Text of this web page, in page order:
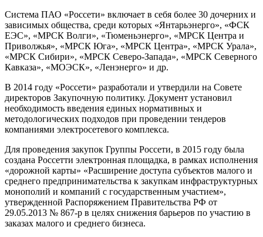
Система ПАО «Россети» включает в себя более 30 дочерних и
зависимых общества, среди которых «Янтарьэнерго», «ФСК
ЕЭС», «МРСК Волги», «Тюменьэнерго», «МРСК Центра и
Приволжья», «МРСК Юга», «МРСК Центра», «МРСК Урала»,
«МРСК Сибири», «МРСК Северо-Запада», «МРСК Северного
Кавказа», «МОЭCК», «Ленэнерго» и др.
В 2014 году «Россети» разработали и утвердили на Совете
директоров Закупочную политику. Документ установил
необходимость введения единых нормативных и
методологических подходов при проведении тендеров
компаниями электросетевого комплекса.
Для проведения закупок Группы Россети, в 2015 году была
создана Россетти электронная площадка, в рамках исполнения
«дорожной карты» «Расширение доступа субъектов малого и
среднего предпринимательства к закупкам инфраструктурных
монополий и компаний с государственным участием»,
утвержденной Распоряжением Правительства РФ от
29.05.2013 № 867-р в целях снижения барьеров по участию в
заказах малого и среднего бизнеса.